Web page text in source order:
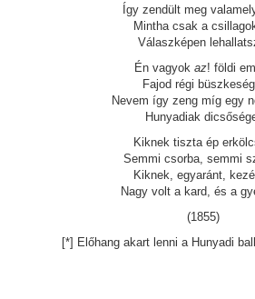
Így zendült meg
Mintha csak a
Válaszképen
Én vagyok az! földi
Fajod régi
Nevem így zeng míg egy
Hunyadiak
Kiknek tiszta ép
Semmi csorba, semmi
Kiknek, egyaránt,
Nagy volt a kard, és a
(1855)
[*] Előhang akart lenni a Hunyadi